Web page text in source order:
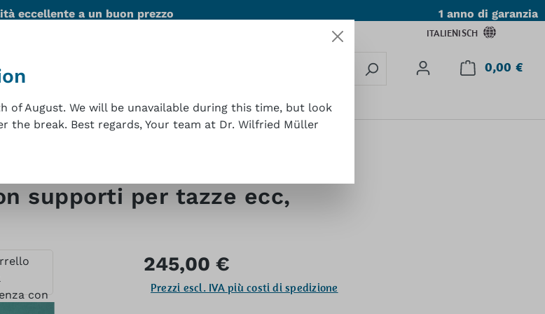
eccellente a un buon prezzo 1 anno di garanzia
ITALIENISCH
0,00 €Il
Referenze Assistenza tecnica Contatto
supporti per tazze ecc,
Prezzo normale:
245,00 €
Prezzi escl. IVA più costi di spedizione
of August. We will be unavailable during this time, but look
the break. Best regards, Your team at Dr. Wilfried Müller